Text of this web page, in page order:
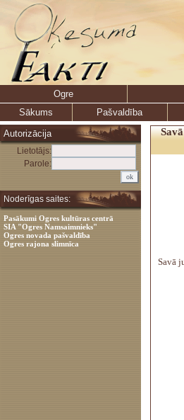
Ogre
Sākums
Pašvaldība
Autorizācija
Lietotājs:
Parole:
Noderīgas saites:
Pasākumi Ogres kultūras centrā
SIA "Ogres Namsaimnieks"
Ogres novada pašvaldība
Ogres rajona slimnīca
Savā